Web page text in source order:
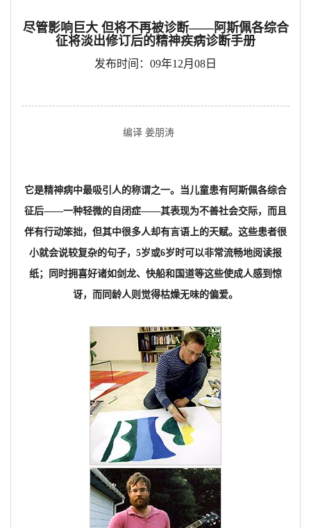
尽管影响巨大 但将不再被诊断——阿斯佩各综合
征将淡出修订后的精神疾病诊断手册
发布时间：09年12月08日
编译 姜朋涛
它是精神病中最吸引人的称谓之一。当儿童患有阿斯佩各综合
征后――一种轻微的自闭症――其表现为不善社会交际，而且
伴有行动笨拙，但其中很多人却有言语上的天赋。这些患者很
小就会说较复杂的句子，5岁或6岁时可以非常流畅地阅读报
纸；同时拥喜好诸如剑龙、快船和国道等这些使成人感到惊
讶，而同龄人则觉得枯燥无味的偏爱。